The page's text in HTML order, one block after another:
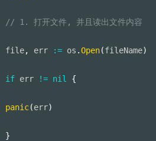
// 1. 打开文件, 并且读出文件内容
file, err := os .Open(fileName)
if err != nil {
panic(err)
}